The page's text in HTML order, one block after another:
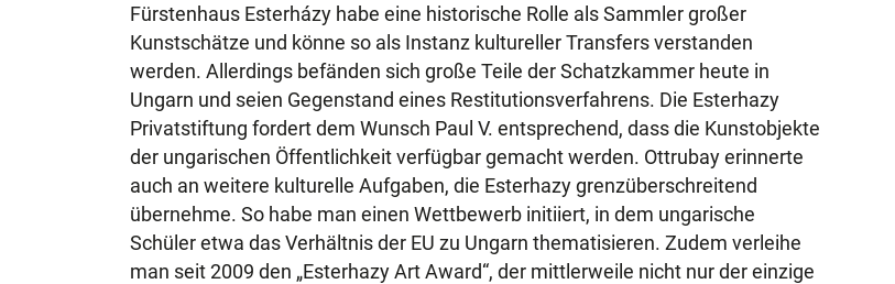
Fürstenhaus Esterházy habe eine historische Rolle als Sammler großer
Kunstschätze und könne so als Instanz kultureller Transfers verstanden
werden. Allerdings befänden sich große Teile der Schatzkammer heute in
Ungarn und seien Gegenstand eines Restitutionsverfahrens. Die Esterhazy
Privatstiftung fordert dem Wunsch Paul V. entsprechend, dass die Kunstobjekte
der ungarischen Öffentlichkeit verfügbar gemacht werden. Ottrubay erinnerte
auch an weitere kulturelle Aufgaben, die Esterhazy grenzüberschreitend
übernehme. So habe man einen Wettbewerb initiiert, in dem ungarische
Schüler etwa das Verhältnis der EU zu Ungarn thematisieren. Zudem verleihe
man seit 2009 den „Esterhazy Art Award“, der mittlerweile nicht nur der einzige